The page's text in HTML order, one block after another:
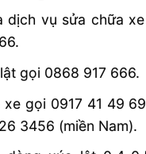
dịch vụ sửa chữa
gọi 0868 917 666.
xe gọi 0917 41 49
3456 (miền Nam).